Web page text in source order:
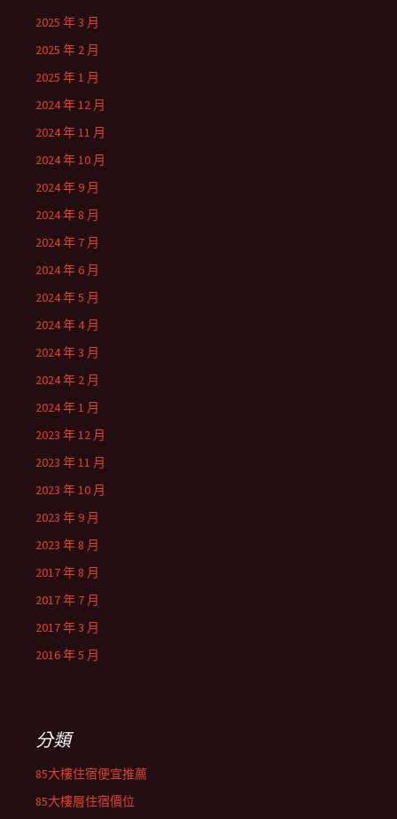
2025 年 3 月
2025 年 2 月
2025 年 1 月
2024 年 12 月
2024 年 11 月
2024 年 10 月
2024 年 9 月
2024 年 8 月
2024 年 7 月
2024 年 6 月
2024 年 5 月
2024 年 4 月
2024 年 3 月
2024 年 2 月
2024 年 1 月
2023 年 12 月
2023 年 11 月
2023 年 10 月
2023 年 9 月
2023 年 8 月
2017 年 8 月
2017 年 7 月
2017 年 3 月
2016 年 5 月
分類
85大樓住宿便宜推薦
85大樓層住宿價位